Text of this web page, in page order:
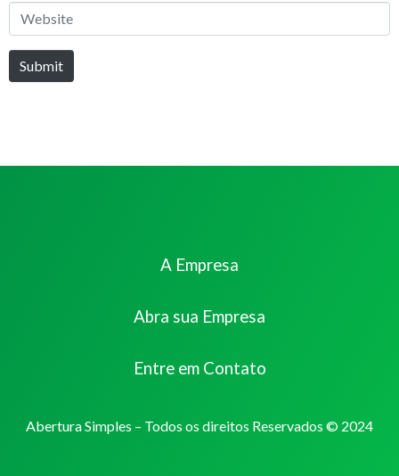
Website
Submit
A Empresa
Abra sua Empresa
Entre em Contato
Abertura Simples – Todos os direitos Reservados © 2024